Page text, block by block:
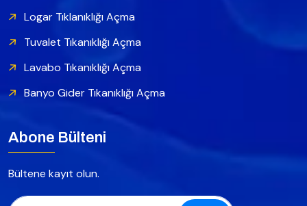
Logar Tıklanıklığı Açma
Tuvalet Tıkanıklığı Açma
Lavabo Tıkanıklığı Açma
Banyo Gider Tıkanıklığı Açma
Abone Bülteni
Bültene kayıt olun.